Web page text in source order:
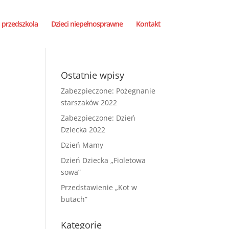
Dzieci niepełnosprawne Kontakt
Ostatnie wpisy
Zabezpieczone: Pożegnanie
starszaków 2022
Zabezpieczone: Dzień
Dziecka 2022
Dzień Mamy
Dzień Dziecka „Fioletowa
sowa”
Przedstawienie „Kot w
butach”
Kategorie